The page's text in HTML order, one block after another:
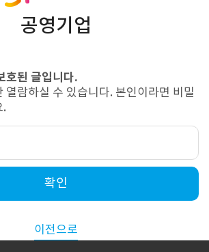
공영기업
호된 글입니다.
열람하실 수 있습니다. 본인이라면 비밀
.
확인
이전으로